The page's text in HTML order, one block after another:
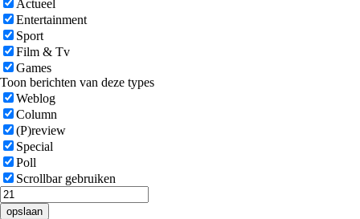
Actueel
Entertainment
Sport
Film & Tv
Games
Toon berichten van deze types
Weblog
Column
(P)review
Special
Poll
Scrollbar gebruiken
opslaan